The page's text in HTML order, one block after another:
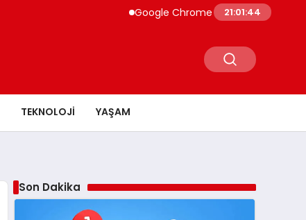
Google Chrome Yapay Zeka ile Güçleniyor
21:01:46
TEKNOLOJI YAŞAM
Son Dakika